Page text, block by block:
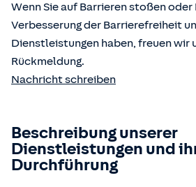
Wenn Sie auf Barrieren stoßen oder
Verbesserung der Barrierefreiheit
Dienstleistungen haben, freuen wir
Rückmeldung.
Nachricht schreiben
Beschreibung unserer
Dienstleistungen und
Durchführung